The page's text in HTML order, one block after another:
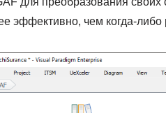
эффективно, чем когда-либо